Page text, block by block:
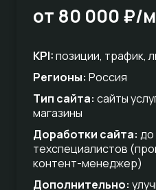
от 80 000 ₽/
KPI:позиции, трафик,
Регионы: Россия
Тип сайта: сайты
магазины
Доработки сайта: до
техспециалистов
контент-менеджер)
Дополнительно: